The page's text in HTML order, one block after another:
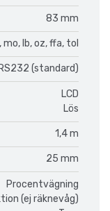
83 mm
lb, oz, ffa, tol
RS232 (standard)
LCD
Lös
1,4 m
25 mm
Procentvägning
(ej räknevåg)